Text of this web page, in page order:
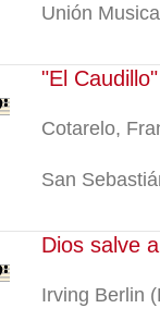
Unión
"El
Cotarelo,
San
Dios salve
Irving Berlin